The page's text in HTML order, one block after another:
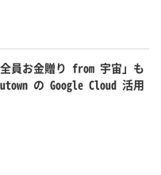
員お金贈り from 宇宙」も
の Google Cloud 活用